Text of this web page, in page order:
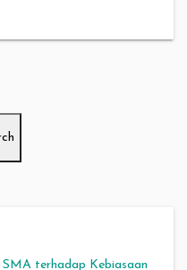
terhadap Kebiasaan